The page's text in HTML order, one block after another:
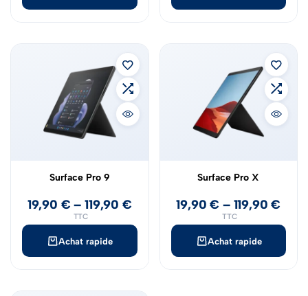
Achat rapide
Surface Pro 9
19,90 € –119,90 €
TTC
Achat rapide
Surface Pro X
19,90€ – 119,90€
TTC